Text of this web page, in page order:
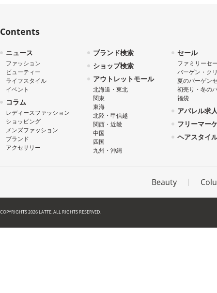
Contents
ニュース
ファッション
ビューティー
ライフスタイル
イベント
コラム
レディースファッション
ショッピング
メンズファッション
ブランド
アクセサリー
ブランド検索
ショップ検索
アウトレットモール
北海道・東北
関東
東海
北陸・甲信越
関西・近畿
中国
四国
九州・沖縄
セール
ファミリーセ
バーゲン・ク
夏のバーゲン
初売り・冬の
福袋
アパレル求
フリーマー
ヘアスタイ
Beauty
COPYRIGHTS 2026 LATTE. ALL RIGHTS RESERVED.